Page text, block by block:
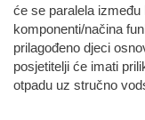
će se paralela
komponenti/načina
prilagođeno djeci
posjetitelji će imati
otpadu uz stručno